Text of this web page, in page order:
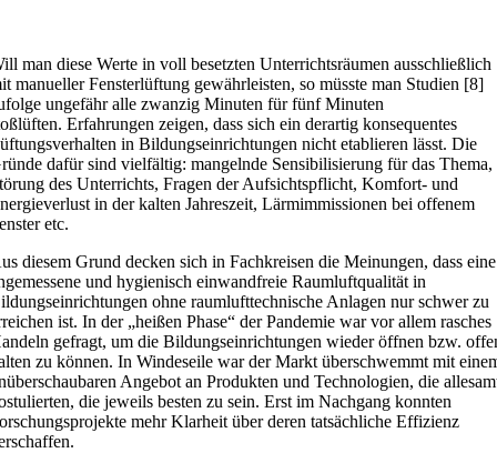
man diese Werte in voll besetzten Unterrichtsräumen ausschließlich
manueller Fensterlüftung gewährleisten, so müsste man Studien [8]
ungefähr alle zwanzig Minuten für fünf Minuten
Erfahrungen zeigen, dass sich ein derartig konsequentes
in Bildungseinrichtungen nicht etablieren lässt. Die
dafür sind vielfältig: mangelnde Sensibilisierung für das Thema,
des Unterrichts, Fragen der Aufsichtspflicht, Komfort- und
in der kalten Jahreszeit, Lärmimmissionen bei offenem
etc.
diesem Grund decken sich in Fachkreisen die Meinungen, dass eine
und hygienisch einwandfreie Raumluftqualität in
ohne raumlufttechnische Anlagen nur schwer zu
ist. In der „heißen Phase“ der Pandemie war vor allem rasches
gefragt, um die Bildungseinrichtungen wieder öffnen bzw.
zu können. In Windeseile war der Markt überschwemmt mit
Angebot an Produkten und Technologien, die
die jeweils besten zu sein. Erst im Nachgang konnten
mehr Klarheit über deren tatsächliche Effizienz